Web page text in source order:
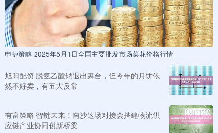
申捷策略 2025年5月1日全国主要批发市场菜花价格行情
旭阳配资 脱氢乙酸钠退出舞台，但今年的月饼依
然不好卖，有五大反常
有富策略 智链未来！南沙这场对接会搭建物流供
应链产业协同创新桥梁